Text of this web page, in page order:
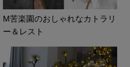
M苦楽園のおしゃれなカトラリ
ー＆レスト